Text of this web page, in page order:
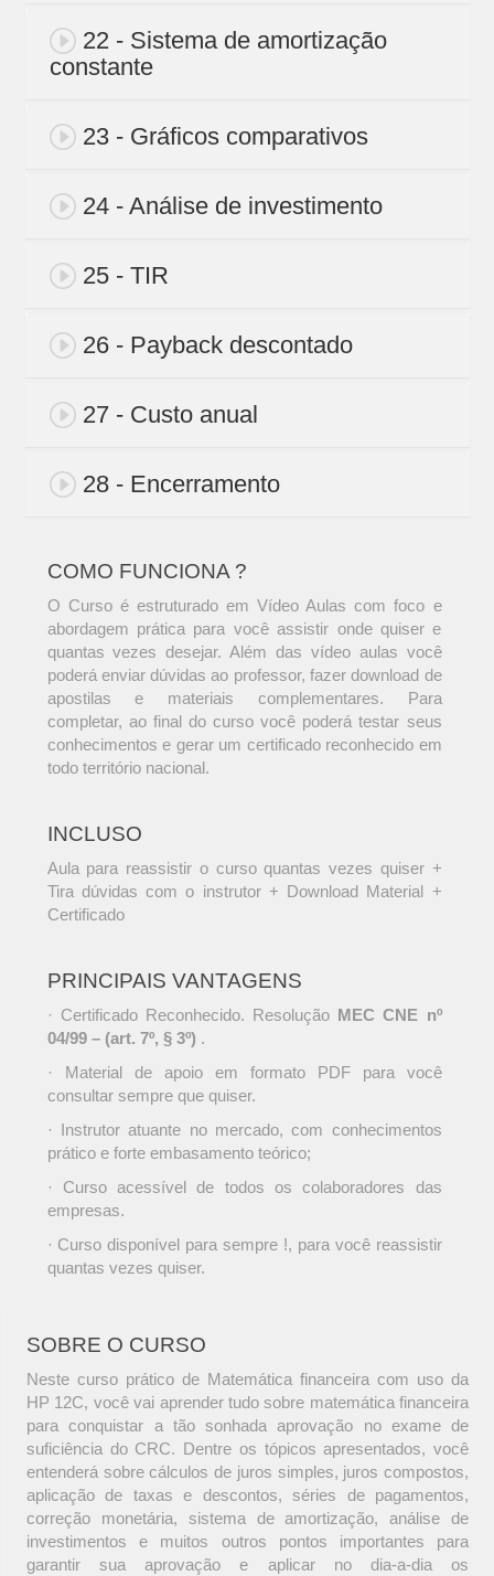
22 - Sistema de amortização
constante
23 - Gráficos comparativos
24 - Análise de investimento
25 - TIR
26 - Payback descontado
27 - Custo anual
28 - Encerramento
COMO FUNCIONA ?
O Curso é estruturado em Vídeo Aulas com foco e
abordagem prática para você assistir onde quiser e
quantas vezes desejar. Além das vídeo aulas você
poderá enviar dúvidas ao professor, fazer download de
apostilas e materiais complementares. Para
completar, ao final do curso você poderá testar seus
conhecimentos e gerar um certificado reconhecido em
todo território nacional.
INCLUSO
Aula para reassistir o curso quantas vezes quiser +
Tira dúvidas com o instrutor + Download Material +
Certificado
PRINCIPAIS VANTAGENS
· Certificado Reconhecido. Resolução MEC CNE nº
04/99 – (art. 7º, § 3º) .
· Material de apoio em formato PDF para você
consultar sempre que quiser.
· Instrutor atuante no mercado, com conhecimentos
prático e forte embasamento teórico;
· Curso acessível de todos os colaboradores das
empresas.
· Curso disponível para sempre !, para você reassistir
quantas vezes quiser.
SOBRE O CURSO
Neste curso prático de Matemática financeira com uso da
HP 12C, você vai aprender tudo sobre matemática financeira
para conquistar a tão sonhada aprovação no exame de
suficiência do CRC. Dentre os tópicos apresentados, você
entenderá sobre cálculos de juros simples, juros compostos,
aplicação de taxas e descontos, séries de pagamentos,
correção monetária, sistema de amortização, análise de
investimentos e muitos outros pontos importantes para
garantir sua aprovação e aplicar no dia-a-dia os